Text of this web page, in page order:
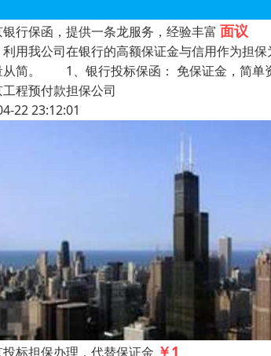
行保函，提供一条龙服务，经验丰富 面议
我公司在银行的高额保证金与信用作为担
从简。 1、银行投标保函： 免保证金，简单
程预付款担保公司
22 23:12:01
标担保办理，代替保证金 ￥1